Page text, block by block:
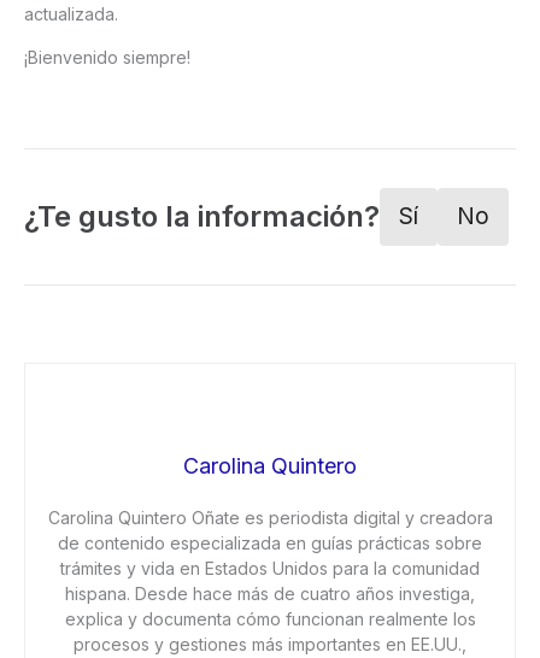
actualizada.
¡Bienvenido siempre!
¿Te gusto la información? Sí No
Carolina Quintero
Carolina Quintero Oñate es periodista digital y creadora
de contenido especializada en guías prácticas sobre
trámites y vida en Estados Unidos para la comunidad
hispana. Desde hace más de cuatro años investiga,
explica y documenta cómo funcionan realmente los
procesos y gestiones más importantes en EE.UU.,